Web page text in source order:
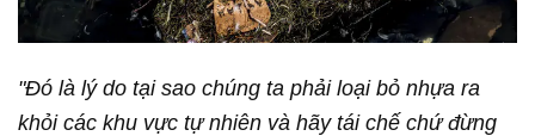
"Đó là lý do tại sao chúng ta phải loại bỏ nhựa ra
khỏi các khu vực tự nhiên và hãy tái chế chứ đừng